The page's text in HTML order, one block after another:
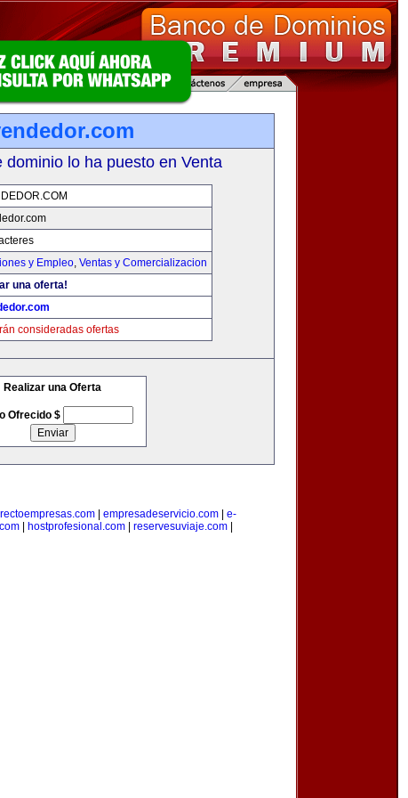
dominio lo ha puesto en Venta
y Empleo, Ventas y Comercializacion
una oferta!
consideradas ofertas
Realizar una Oferta
Ofrecido $
empresadeservicio.com
e-
hostprofesional.com reservesuviaje.com